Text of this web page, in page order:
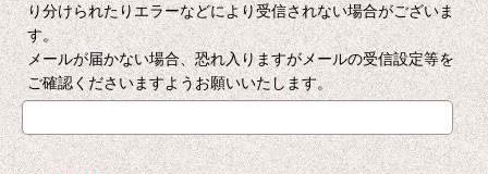
り分けられたりエラーなどにより受信されない場合がございま
す。
メールが届かない場合、恐れ入りますがメールの受信設定等を
ご確認くださいますようお願いいたします。